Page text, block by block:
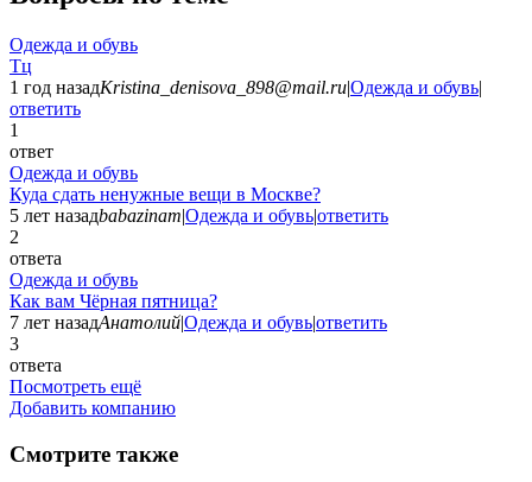
Одежда и обувь
Тц
1 год назадKristina_denisova_898@mail.ru|Одежда и обувь|
ответить
1
ответ
Одежда и обувь
Куда сдать ненужные вещи в Москве?
5 лет назадbabazinam|Одежда и обувь|ответить
2
ответа
Одежда и обувь
Как вам Чёрная пятница?
7 лет назадАнатолий|Одежда и обувь|ответить
3
ответа
Посмотреть ещё
Добавить компанию
Смотрите также